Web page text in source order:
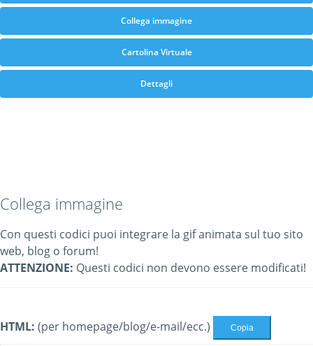
Collega immagine
Cartolina Virtuale
Dettagli
Collega immagine
Con questi codici puoi integrare la gif animata sul tuo sito
web, blog o forum!
ATTENZIONE: Questi codici non devono essere modificati!
HTML: (per homepage/blog/e-mail/ecc.) Copia